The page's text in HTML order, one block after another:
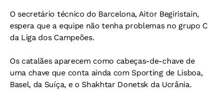
O secretário técnico do Barcelona, Aitor Begiristain,
espera que a equipe não tenha problemas no grupo C
da Liga dos Campeões.
Os catalães aparecem como cabeças-de-chave de
uma chave que conta ainda com Sporting de Lisboa,
Basel, da Suíça, e o Shakhtar Donetsk da Ucrânia.